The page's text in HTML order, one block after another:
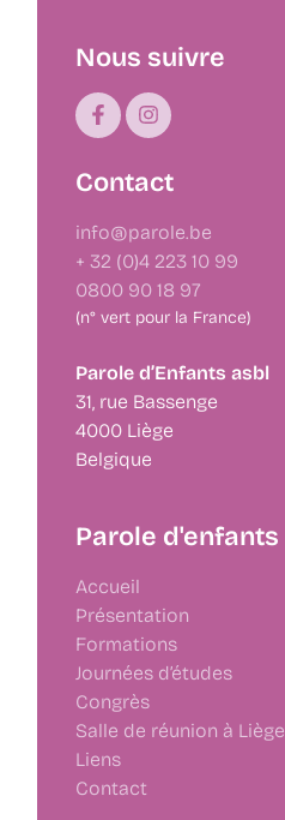
Nous suivre
Contact
info@parole.be
+ 32 (0)4 223 10 99
0800 90 18 97
(n° vert pour la France)
Parole d’Enfants asbl
31, rue Bassenge
4000 Liège
Belgique
Parole d'enfants
Accueil
Présentation
Formations
Journées d’études
Congrès
Salle de réunion à Liège
Liens
Contact